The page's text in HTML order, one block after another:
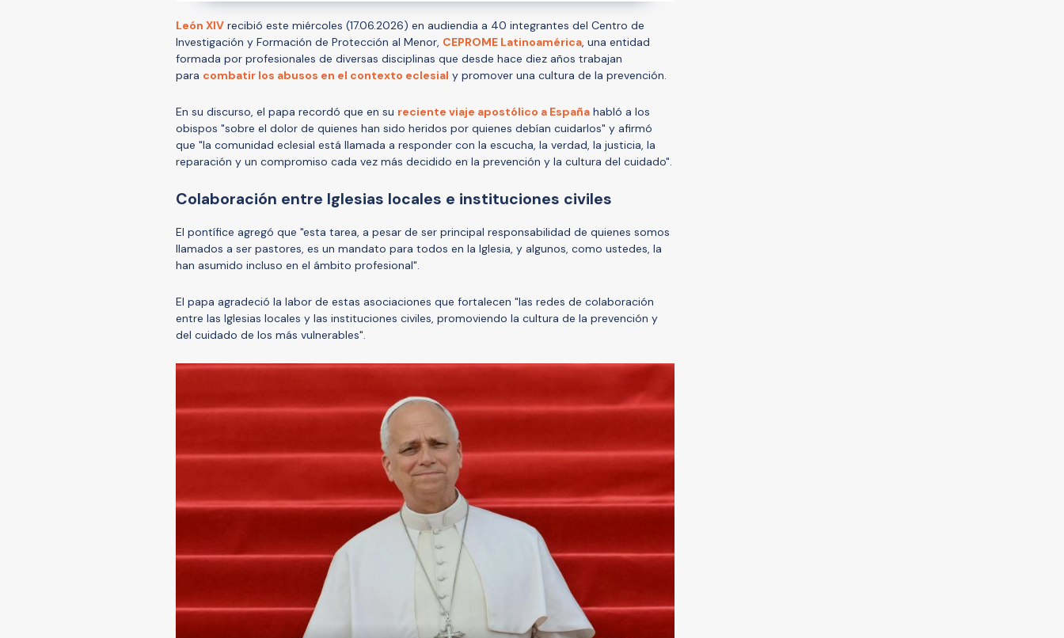
León XIV recibió este miércoles (17.06.2026) en audiendia a 40 integrantes del Centro de
Investigación y Formación de Protección al Menor, CEPROME Latinoamérica, una entidad
formada por profesionales de diversas disciplinas que desde hace diez años trabajan
para combatir los abusos en el contexto eclesial y promover una cultura de la prevención.
En su discurso, el papa recordó que en su reciente viaje apostólico a España habló a los
obispos "sobre el dolor de quienes han sido heridos por quienes debían cuidarlos" y afirmó
que "la comunidad eclesial está llamada a responder con la escucha, la verdad, la justicia, la
reparación y un compromiso cada vez más decidido en la prevención y la cultura del cuidado".
Colaboración entre Iglesias locales e instituciones civiles
El pontífice agregó que "esta tarea, a pesar de ser principal responsabilidad de quienes somos
llamados a ser pastores, es un mandato para todos en la Iglesia, y algunos, como ustedes, la
han asumido incluso en el ámbito profesional".
El papa agradeció la labor de estas asociaciones que fortalecen "las redes de colaboración
entre las Iglesias locales y las instituciones civiles, promoviendo la cultura de la prevención y
del cuidado de los más vulnerables".